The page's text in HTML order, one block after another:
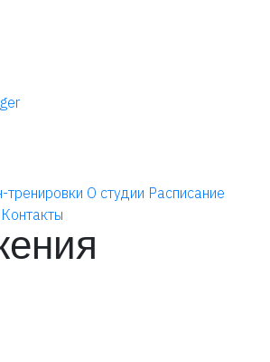
тренировки О студии Расписание
Контакты